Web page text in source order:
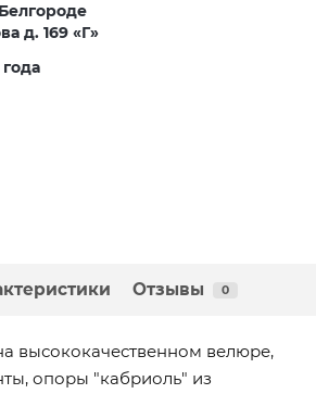
д. 169 «Г»
года
Отзывы 0
высококачественном велюре,
опоры "кабриоль" из